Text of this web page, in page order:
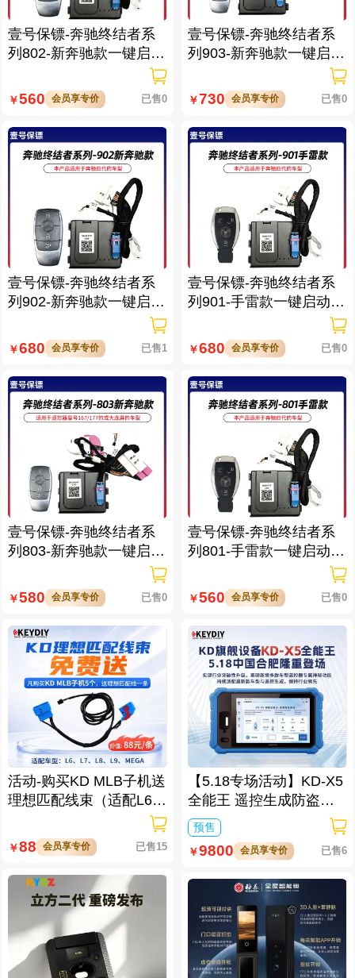
壹号保镖-奔驰终结者系
列802-新奔驰款一键启动
￥560 会员享专价 已售0
壹号保镖-奔驰终结者系
列902-新奔驰款一键启动
￥680 会员享专价 已售1
壹号保镖-奔驰终结者系
列803-新奔驰款一键启动
￥580 会员享专价 已售0
活动-购买KD MLB子机送
理想匹配线束（适配L6/L
￥88 会员享专价 已售15
壹号保镖-奔驰终结者系
列903-新奔驰款一键启动
￥730 会员享专价 已售0
壹号保镖-奔驰终结者系
列901-手雷款一键启动带
￥680 会员享专价 已售0
壹号保镖-奔驰终结者系
列801-手雷款一键启动免
￥560 会员享专价 已售0
【5.18专场活动】KD-X5
全能王 遥控生成防盗匹
配仪
预售
￥9800 会员享专价 已售6